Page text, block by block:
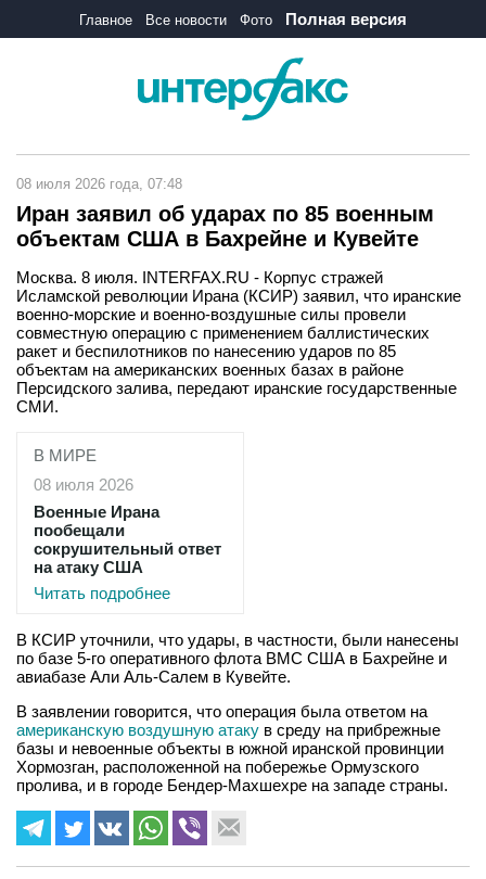
Главное Все новости Фото Полная версия
08 июля 2026 года, 07:48
Иран заявил об ударах по 85 военным
объектам США в Бахрейне и Кувейте
Москва. 8 июля. INTERFAX.RU - Корпус стражей
Исламской революции Ирана (КСИР) заявил, что иранские
военно-морские и военно-воздушные силы провели
совместную операцию с применением баллистических
ракет и беспилотников по нанесению ударов по 85
объектам на американских военных базах в районе
Персидского залива, передают иранские государственные
СМИ.
В МИРЕ
08 июля 2026
Военные Ирана
пообещали
сокрушительный ответ
на атаку США
Читать подробнее
В КСИР уточнили, что удары, в частности, были нанесены
по базе 5-го оперативного флота ВМС США в Бахрейне и
авиабазе Али Аль-Салем в Кувейте.
В заявлении говорится, что операция была ответом на
американскую воздушную атаку в среду на прибрежные
базы и невоенные объекты в южной иранской провинции
Хормозган, расположенной на побережье Ормузского
пролива, и в городе Бендер-Махшехре на западе страны.